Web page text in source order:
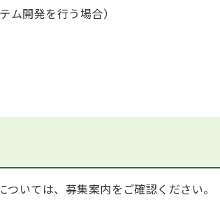
ム開発を行う場合）
いては、募集案内をご確認ください。